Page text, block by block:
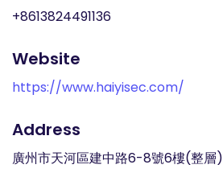
+8613824491136
Website
https://www.haiyisec.com/
Address
廣州市天河區建中路6-8號6樓(整層)